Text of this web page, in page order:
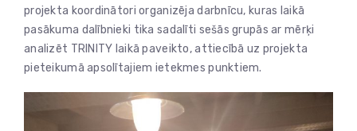
projekta koordinātori organizēja darbnīcu, kuras laikā
pasākuma dalībnieki tika sadalīti sešās grupās ar mērķi
analizēt TRINITY laikā paveikto, attiecībā uz projekta
pieteikumā apsolītajiem ietekmes punktiem.